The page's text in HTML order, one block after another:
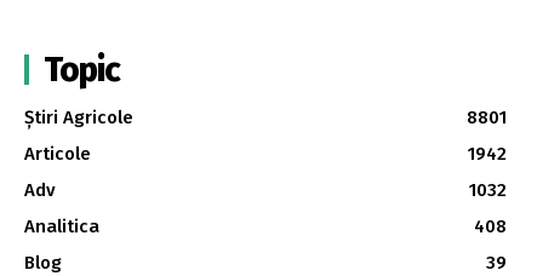
Topic
Știri Agricole
8801
Articole
1942
Adv
1032
Analitica
408
Blog
39